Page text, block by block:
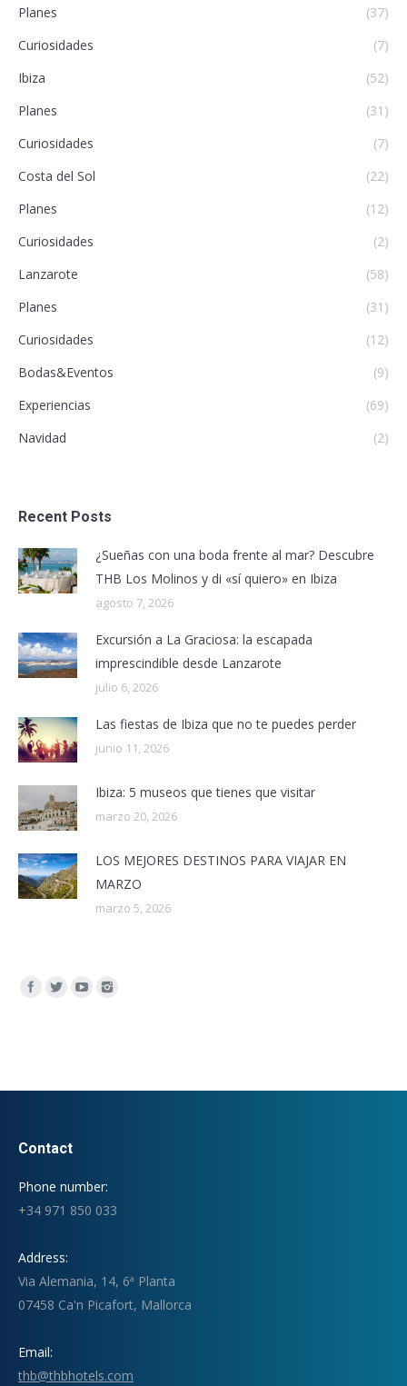
Planes
(37)
Curiosidades
(7)
Ibiza
(52)
Planes
(31)
Curiosidades
(7)
Costa del Sol
(22)
Planes
(12)
Curiosidades
(2)
Lanzarote
(58)
Planes
(31)
Curiosidades
(12)
Bodas&Eventos
(9)
Experiencias
(69)
Navidad
(2)
Recent Posts
¿Sueñas con una boda frente al mar? Descubre
THB Los Molinos y di «sí quiero» en Ibiza
agosto 7, 2026
Excursión a La Graciosa: la escapada
imprescindible desde Lanzarote
julio 6, 2026
Las fiestas de Ibiza que no te puedes perder
junio 11, 2026
Ibiza: 5 museos que tienes que visitar
marzo 20, 2026
LOS MEJORES DESTINOS PARA VIAJAR EN
MARZO
marzo 5, 2026
Encuéntranos en:
Contact
Phone number:
+34 971 850 033
Address:
Via Alemania, 14, 6ª Planta
07458 Ca'n Picafort, Mallorca
Email:
thb@thbhotels.com